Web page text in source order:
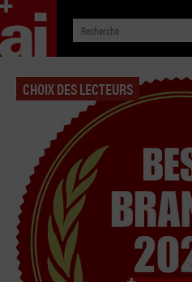
CHOIX DES LECTEURS